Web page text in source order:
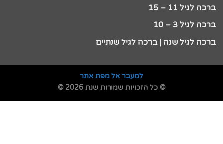
ברכה לגיל 11 – 15
ברכה לגיל 3 – 10
ברכה לגיל שנה | ברכה לגיל שנתיים
למעבר אל מפת אתר
© כל הזכויות שמורות שנת 2026 ©